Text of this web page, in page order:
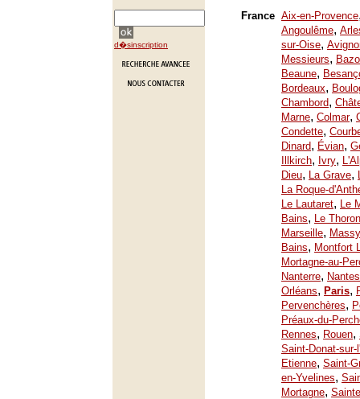
d�sinscription
France Aix-en-Provence
Angoulême,
sur-Oise,
Messieurs,
Beaune,
Bordeaux,
Chambord,
Marne, Colmar,
Condette,
Dinard, Évian,
Illkirch, Ivry,
Dieu, La Grave,
La Roque-
Le Lautaret, Le
Bains, Le
Marseille, Massy
Bains, Montfort
Mortagne-au-
Nanterre, Nantes
Orléans, Paris,
Pervenchères,
Préaux-du-
Rennes, Rouen,
Saint-Donat-sur-
Etienne, Saint-
en-Yvelines,
Mortagne,